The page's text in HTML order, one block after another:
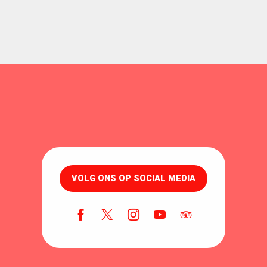
VOLG ONS OP SOCIAL MEDIA